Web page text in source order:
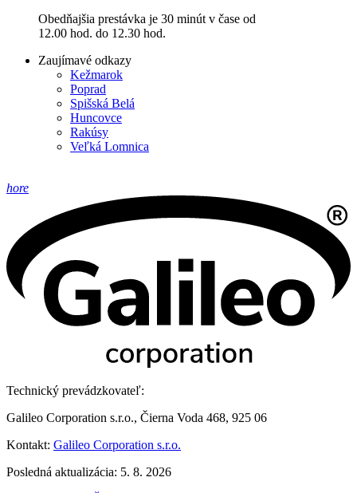
Obedňajšia prestávka je 30 minút v čase od
12.00 hod. do 12.30 hod.
Zaujímavé odkazy
Kežmarok
Poprad
Spišská Belá
Huncovce
Rakúsy
Veľká Lomnica
hore
Technický prevádzkovateľ:
Galileo Corporation s.r.o., Čierna Voda 468, 925 06
Kontakt: Galileo Corporation s.r.o.
Posledná aktualizácia: 5. 8. 2026